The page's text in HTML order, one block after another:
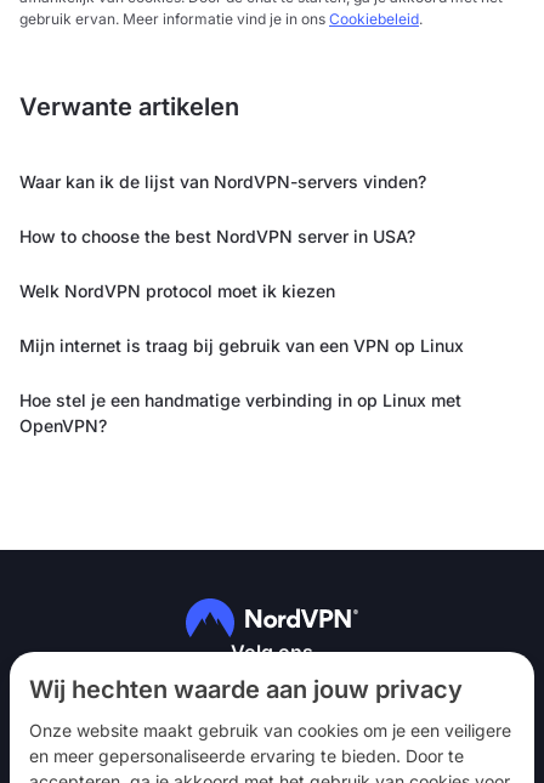
Wij hechten waarde aan jouw privacy
Onze website maakt gebruik van cookies om je een veiligere
en meer gepersonaliseerde ervaring te bieden. Door te
gebruik ervan. Meer informatie vind je in ons Cookiebeleid.
Verwante artikelen
Waar kan ik de lijst van NordVPN-servers vinden?
How to choose the best NordVPN server in USA?
Welk NordVPN protocol moet ik kiezen
Mijn internet is traag bij gebruik van een VPN op Linux
Hoe stel je een handmatige verbinding in op Linux met
OpenVPN?
Volg ons